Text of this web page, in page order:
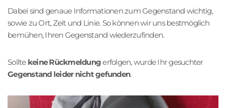
Dabei sind genaue Informationen zum Gegenstand wichtig,
sowie zu Ort, Zeit und Linie. So können wir uns bestmöglich
bemühen, Ihren Gegenstand wiederzufinden.
Sollte keine Rückmeldungerfolgen, wurde Ihr gesuchter
Gegenstand leider nicht gefunden.